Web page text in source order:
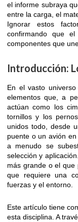
el informe subraya
entre la carga, el
Ignorar estos
confirmando que
componentes que
Introducción:
En el vasto
elementos que, a
actúan como los
tornillos y los
unidos todo, desde
puente o un avión
a menudo se
selección y
más grande o el
que requiere una
fuerzas y el entorno.
Este artículo tiene
esta disciplina. A